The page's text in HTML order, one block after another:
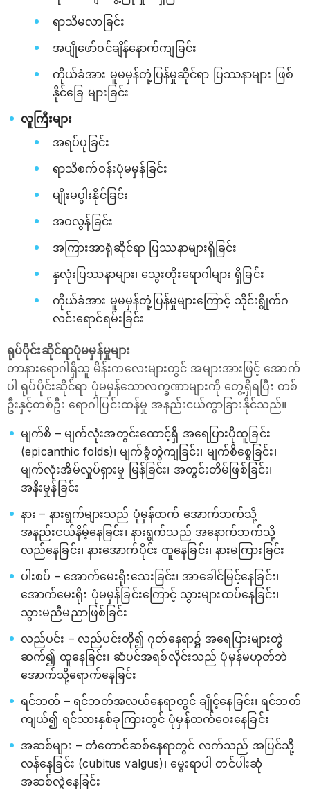
ရာသီမလာခြင်း
အပျိုဖော်ဝင်ချိန်နောက်ကျခြင်း
ကိုယ်ခံအား မူမမှန်တုံ့ပြန်မှုဆိုင်ရာ ပြဿနာများ ဖြစ်
နိုင်ခြေ များခြင်း
လူကြီးများ
အရပ်ပုခြင်း
ရာသီစက်ဝန်းပုံမမှန်ခြင်း
မျိုးမပွါးနိုင်ခြင်း
အဝလွန်ခြင်း
အကြားအာရုံဆိုင်ရာ ပြဿနာများရှိခြင်း
နှလုံးပြဿနာများ၊ သွေးတိုးရောဂါများ ရှိခြင်း
ကိုယ်ခံအား မူမမှန်တုံ့ပြန်မှုများကြောင့် သိုင်းရွိုက်ဂ
လင်းရောင်ရမ်းခြင်း
ရုပ်ပိုင်းဆိုင်ရာပုံမမှန်မှုများ
တာနားရောဂါရှိသူ မိန်းကလေးများတွင် အများအားဖြင့် အောက်
ပါ ရုပ်ပိုင်းဆိုင်ရာ ပုံမမှန်သောလက္ခဏာများကို တွေ့ရှိရပြီး တစ်
ဦးနှင့်တစ်ဦး ရောဂါပြင်းထန်မှု အနည်းငယ်ကွာခြားနိုင်သည်။
မျက်စိ – မျက်လုံးအတွင်းထောင့်ရှိ အရေပြားပိုထူခြင်း
(epicanthic folds)၊ မျက်ခွံတွဲကျခြင်း၊ မျက်စိစွေခြင်း၊
မျက်လုံးအိမ်လှုပ်ရှားမှု မြန်ခြင်း၊ အတွင်းတိမ်ဖြစ်ခြင်း၊
အနီးမှုန်ခြင်း
နား – နားရွက်များသည် ပုံမှန်ထက် အောက်ဘက်သို့
အနည်းငယ်နိမ့်နေခြင်း၊ နားရွက်သည် အနောက်ဘက်သို့
လည်နေခြင်း၊ နားအောက်ပိုင်း ထူနေခြင်း၊ နားမကြားခြင်း
ပါးစပ် – အောက်မေးရိုးသေးခြင်း၊ အာခေါင်မြင့်နေခြင်း၊
အောက်မေးရိုး ပုံမမှန်ခြင်းကြောင့် သွားများထပ်နေခြင်း၊
သွားမညီမညာဖြစ်ခြင်း
လည်ပင်း – လည်ပင်းတို၍ ဂုတ်နေရာ၌ အရေပြားများတွဲ
ဆက်၍ ထူနေခြင်း၊ ဆံပင်အရစ်လိုင်းသည် ပုံမှန်မဟုတ်ဘဲ
အောက်သို့ရောက်နေခြင်း
ရင်ဘတ် – ရင်ဘတ်အလယ်နေရာတွင် ချိုင့်နေခြင်း၊ ရင်ဘတ်
ကျယ်၍ ရင်သားနှစ်ခုကြားတွင် ပုံမှန်ထက်ဝေးနေခြင်း
အဆစ်များ – တံတောင်ဆစ်နေရာတွင် လက်သည် အပြင်သို့
လန်နေခြင်း (cubitus valgus)၊ မွေးရာပါ တင်ပါးဆုံ
အဆစ်လွဲနေခြင်း